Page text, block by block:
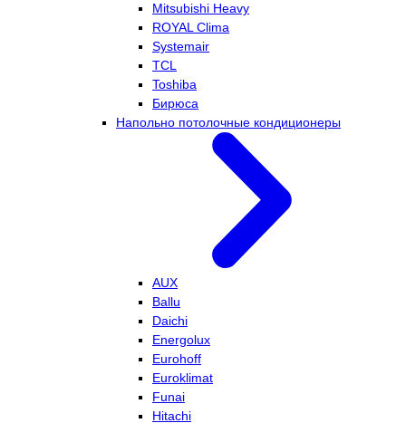
Mitsubishi Heavy
ROYAL Clima
Systemair
TCL
Toshiba
Бирюса
Напольно потолочные кондиционеры
AUX
Ballu
Daichi
Energolux
Eurohoff
Euroklimat
Funai
Hitachi